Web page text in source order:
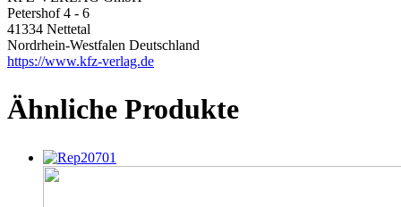
Petershof 4 - 6
41334 Nettetal
Nordrhein-Westfalen Deutschland
https://www.kfz-verlag.de
Ähnliche Produkte